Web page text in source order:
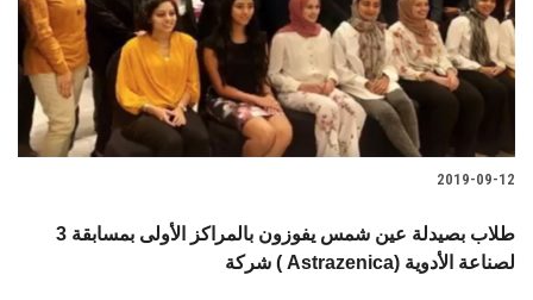
2019-09-12
3 طلاب بصيدلة عين شمس يفوزون بالمراكز الأولى بمسابقة
شركة ( Astrazenica) لصناعة الأدوية